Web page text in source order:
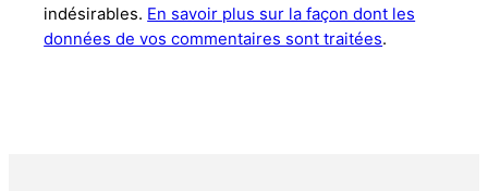
indésirables. En savoir plus sur la façon dont les
données de vos commentaires sont traitées.